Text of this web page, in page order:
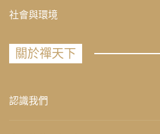
社會與環境
關於禪天下
認識我們